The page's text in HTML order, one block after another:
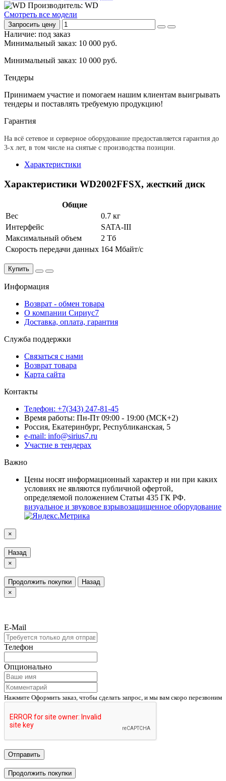
Производитель: WD
Смотреть все модели
Запросить цену
Наличие: под заказ
Минимальный заказ: 10 000 руб.
Минимальный заказ: 10 000 руб.
Тендеры
Принимаем участие и помогаем нашим клиентам выигрывать
тендеры и поставлять требуемую продукцию!
Гарантия
На всё сетевое и серверное оборудование предоставляется гарантия до
3-х лет, в том числе на снятые с производства позиции.
Характеристики
Характеристики WD2002FFSX, жесткий диск
Общие
Вес
0.7 кг
Интерфейс
SATA-III
Максимальный объем
2 Тб
Скорость передачи данных 164 Мбайт/с
Купить
Информация
Возврат - обмен товара
О компании Сириус7
Доставка, оплата, гарантия
Служба поддержки
Связаться с нами
Возврат товара
Карта сайта
Контакты
Телефон: +7(343) 247-81-45
Время работы: Пн-Пт 09:00 - 19:00 (МСК+2)
Россия, Екатеринбург, Республиканская, 5
e-mail: info@sirius7.ru
Участие в тендерах
Важно
Цены носят информационный характер и ни при каких
условиях не являются публичной офертой,
определяемой положением Статьи 435 ГК РФ.
визуальное и звуковое взрывозащищенное оборудование
×
Назад
×
Продолжить покупки
Назад
×
E-Mail
Телефон
Опционально
Нажмите Оформить заказ, чтобы сделать запрос, и мы вам скоро перезвоним
Отправить
Продолжить покупки